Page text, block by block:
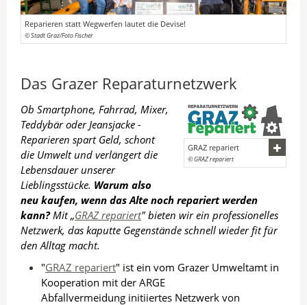
n
A
u
o
I
n
t
i
e
n
o
k
t
i
e
n
Reparieren statt Wegwerfen lautet die Devise!
© Stadt Graz/Foto Fischer
Das Grazer Reparaturnetzwerk
GRAZ repariert
© GRAZ repariert
Ob Smartphone, Fahrrad, Mixer,
Teddybär oder Jeansjacke -
Reparieren spart Geld, schont
die Umwelt und verlängert die
Lebensdauer unserer
Lieblingsstücke. Warum also
neu kaufen, wenn das Alte noch repariert werden
kann?Mit „GRAZ repariert" bieten wir ein professionelles
Netzwerk, das kaputte Gegenstände schnell wieder fit für
den Alltag macht.
"GRAZ repariert" ist ein vom Grazer Umweltamt in
Kooperation mit der ARGE
Abfallvermeidung initiiertes Netzwerk von